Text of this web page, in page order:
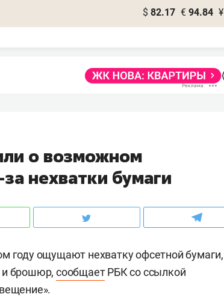
$ 82.17 € 94.84 ¥
о возможном
нехватки бумаги
году ощущают нехватку офсетной бумаги,
и брошюр, сообщаетРБК со ссылкой